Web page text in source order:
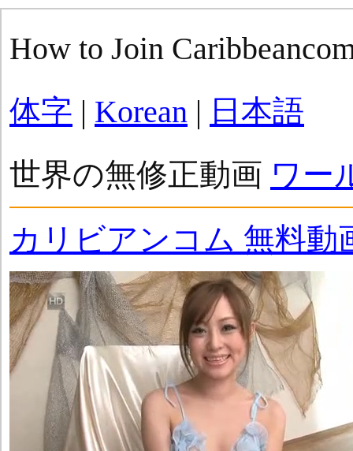
How to Join
体字 | Korean | 日本語
世界の無修正動画 ワー
カリビアンコム 無料動